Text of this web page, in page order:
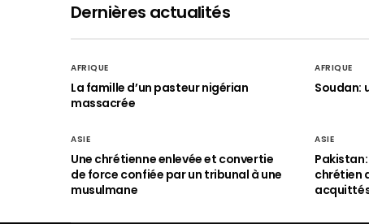
Dernières actualités
AFRIQUE
La famille d’un pasteur nigérian
massacrée
AFRIQUE
Soudan:
ASIE
Une chrétienne enlevée et convertie
de force confiée par un tribunal à une
musulmane
ASIE
chrétien